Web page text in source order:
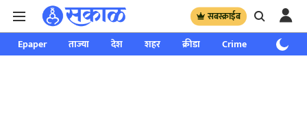
सबस्क्राईब
Epaper ताज्या देश शहर क्रीडा Crime साप्ताहिक